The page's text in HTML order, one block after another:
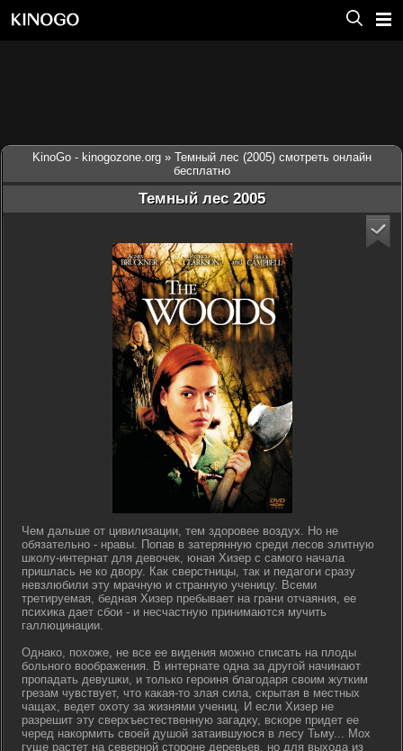
KinoGo - kinogozone.org » Темный лес (2005) смотреть онлайн
бесплатно
Темный лес 2005
Чем дальше от цивилизации, тем здоровее воздух. Но не
обязательно - нравы. Попав в затерянную среди лесов элитную
школу-интернат для девочек, юная Хизер с самого начала
пришлась не ко двору. Как сверстницы, так и педагоги сразу
невзлюбили эту мрачную и странную ученицу. Всеми
третируемая, бедная Хизер пребывает на грани отчаяния, ее
психика дает сбои - и несчастную принимаются мучить
галлюцинации.
Однако, похоже, не все ее видения можно списать на плоды
больного воображения. В интернате одна за другой начинают
пропадать девушки, и только героиня благодаря своим жутким
грезам чувствует, что какая-то злая сила, скрытая в местных
чащах, ведет охоту за жизнями учениц. И если Хизер не
разрешит эту сверхъестественную загадку, вскоре придет ее
черед накормить своей душой затаившуюся в лесу Тьму... Мох
гуще растет на северной стороне деревьев, но для выхода из